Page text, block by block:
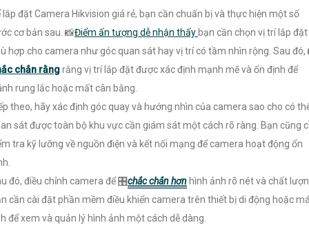
lắp đặt Camera Hikvision giá rẻ, bạn cần chuẩn bị và thực hiện một số
cơ bản sau. 📸Điểm ấn tượng dễ nhận thấy bạn cần chọn vị trí lắp đặt
hợp cho camera như góc quan sát hay vị trí có tầm nhìn rộng. Sau đó,
chắn rằngrằng vị trí lắp đặt được xác định mạnh mẽ và ổn định để
rung lắc hoặc mất cân bằng.
theo, hãy xác định góc quay và hướng nhìn của camera sao cho có
sát được toàn bộ khu vực cần giám sát một cách rõ ràng. Bạn cũng
tra kỹ lưỡng về nguồn điện và kết nối mạng để camera hoạt động ổn
đó, điều chỉnh camera để 🎛chắc chắn hơn hình ảnh rõ nét và chất
cần cài đặt phần mềm điều khiển camera trên thiết bị di động hoặc
để xem và quản lý hình ảnh một cách dễ dàng.